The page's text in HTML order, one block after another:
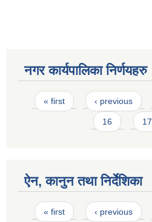
नगर कार्यपालिका निर्णयहरु
Pages
« first ‹ previous
16 17
ऐन, कानुन तथा निर्देशिका
Pages
« first ‹ previous